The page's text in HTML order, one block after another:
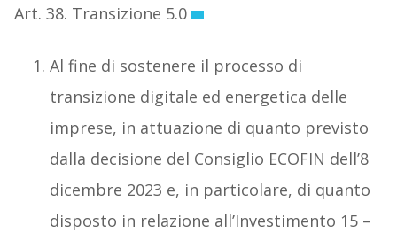
Art. 38. Transizione 5.0
Al fine di sostenere il processo di
transizione digitale ed energetica delle
imprese, in attuazione di quanto previsto
dalla decisione del Consiglio ECOFIN dell’8
dicembre 2023 e, in particolare, di quanto
disposto in relazione all’Investimento 15 –